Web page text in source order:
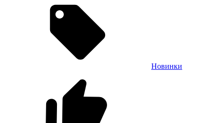
Новинки